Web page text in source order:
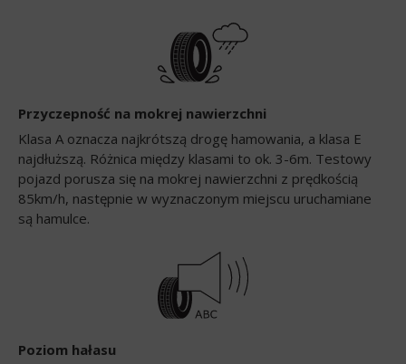
Przyczepność na mokrej nawierzchni
Klasa A oznacza najkrótszą drogę hamowania, a klasa E
najdłuższą. Różnica między klasami to ok. 3-6m. Testowy
pojazd porusza się na mokrej nawierzchni z prędkością
85km/h, następnie w wyznaczonym miejscu uruchamiane
są hamulce.
Poziom hałasu